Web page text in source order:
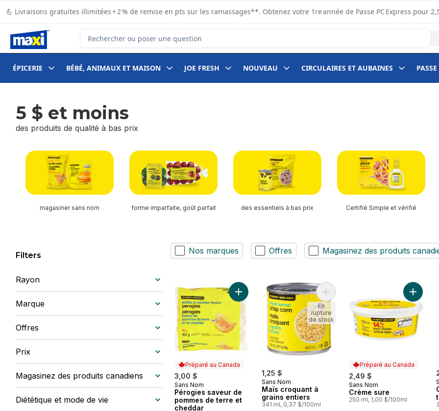
💪 Livraisons gratuites illimitées + 2 % de remise en pts sur les ramassages**. Obtenez votre 1re année de Passe PC Express pour
Rechercher des produits
ÉPICERIE BÉBÉ, ANIMAUX ET MAISON JOE FRESH NOUVEAU CIRCULAIRES ET AUBAINES
5 $ et moins
des produits de qualité à bas prix
sauter 5 $ et moins
magasiner sans nom forme imparfaite, goût parfait des essentiels à bas prix Certifié Simple et vérifié
Filters
Rayon
Marque
Offres
Prix
Magasinez des produits canadiens
Diététique et mode de vie
Nos marques Offres Magasinez des produits
Préparé au Canada
3,00 $
Préparé au Canada
Sans Nom
Pérogies saveur de
pommes de terre et
cheddar
Ajouter Pérogies saveur de pommes de terre et cheddar au
1,25 $
Sans Nom
Maïs croquant à
grains entiers
341 ml, 0,37 $/100ml
Ajouter Maïs croquant à grains
En
rupture
de stock
Préparé au Canada
2,49 $
Préparé au Canada
Sans Nom
Crème sure
250 ml, 1,00 $/100ml
Ajouter